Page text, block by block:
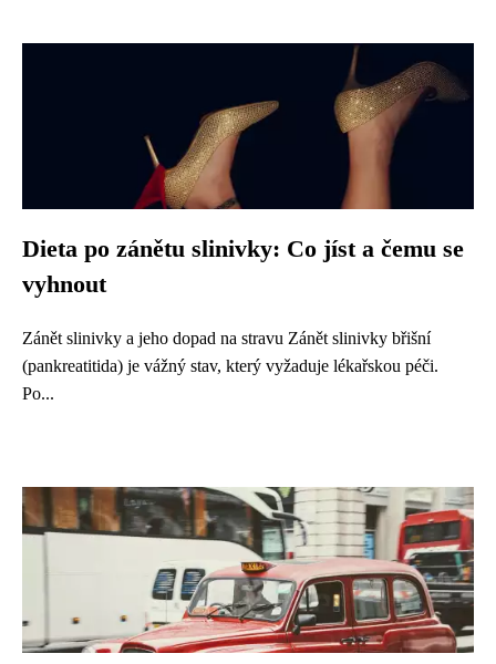
Dieta po zánětu slinivky: Co jíst a čemu se
vyhnout
Zánět slinivky a jeho dopad na stravu Zánět slinivky břišní
(pankreatitida) je vážný stav, který vyžaduje lékařskou péči.
Po...